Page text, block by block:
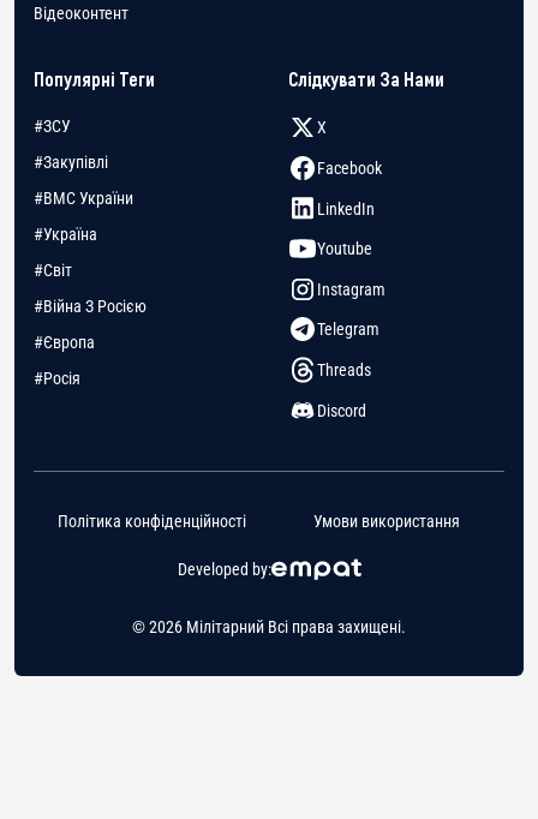
Відеоконтент
Популярні Теги
#ЗСУ
#Закупівлі
#ВМС України
#Україна
#Світ
#Війна З Росією
#Європа
#Росія
Слідкувати За Нами
X
Facebook
LinkedIn
Youtube
Instagram
Telegram
Threads
Discord
© 2026 Мілітарний Всі права захищені.
Developed by:
Політика конфіденційності Умови використання